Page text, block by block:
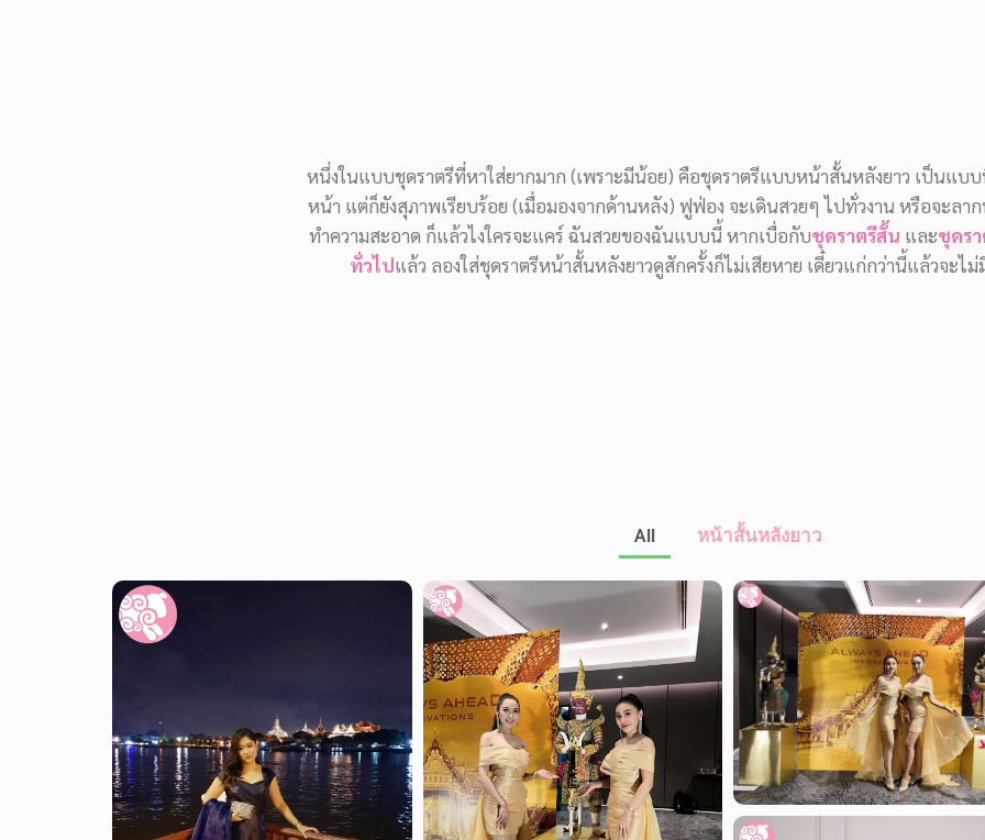
หนึ่งในแบบชุดราตรีที่หาใส่ยากมาก (เพราะมีน้อย) คือชุดราตรีแบบหน้าสั้นหลังยาว เป็นแบบ
หน้า แต่ก็ยังสุภาพเรียบร้อย (เมื่อมองจากด้านหลัง) ฟูฟ่อง จะเดินสวยๆ ไปทั่วงาน หรือจะลา
ทำความสะอาด ก็แล้วไงใครจะแคร์ ฉันสวยของฉันแบบนี้ หากเบื่อกับชุดราตรีสั้น และชุดร
ทั่วไปแล้ว ลองใส่ชุดราตรีหน้าสั้นหลังยาวดูสักครั้งก็ไม่เสียหาย เดี๋ยวแก่กว่านี้แล้วจะไม่
All หน้าสั้นหลังยาว